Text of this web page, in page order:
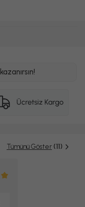
kazanırsın!
Tümünü Göster (11)